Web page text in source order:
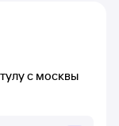
с москвы